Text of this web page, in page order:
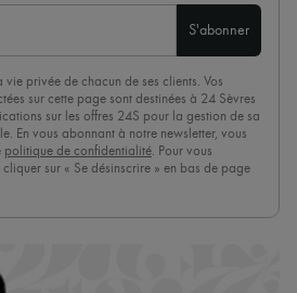
S'abonner
vie privée de chacun de ses clients. Vos
sur cette page sont destinées à 24 Sèvres
sur les offres 24S pour la gestion de sa
En vous abonnant à notre newsletter, vous
politique de confidentialité. Pour vous
sur « Se désinscrire » en bas de page